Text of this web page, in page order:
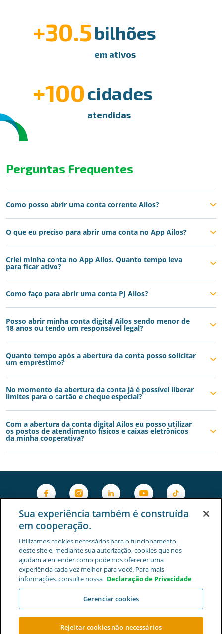
+30.5bilhões
em ativos
+100cidades
atendidas
Perguntas Frequentes
Como posso abrir uma conta corrente Ailos?
O que eu preciso para abrir uma conta no App Ailos?
Criei minha conta no App Ailos. Quanto tempo leva
para ficar ativo?
Como faço para abrir uma conta PJ Ailos?
Posso abrir minha conta digital Ailos sendo menor de
18 anos ou tendo um responsável legal?
Quanto tempo após a abertura da conta posso solicitar
um empréstimo?
No momento da abertura da conta já é possível liberar
limites para o cartão e cheque especial?
Com a abertura da conta digital Ailos eu posso utilizar
os postos de atendimento físicos e caixas eletrônicos
da minha cooperativa?
Privacidade e Segurança Gestão de Cookies
Sua experiência também é construída
em cooperação.
Utilizamos cookies necessários para o funcionamento
deste site e, mediante sua autorização, cookies que nos
ajudam a entender como podemos oferecer uma
experiência cada vez melhor para você. Para mais
informações, consulte nossa Declaração de Privacidade
Gerenciar cookies
Rejeitar cookies não necessários